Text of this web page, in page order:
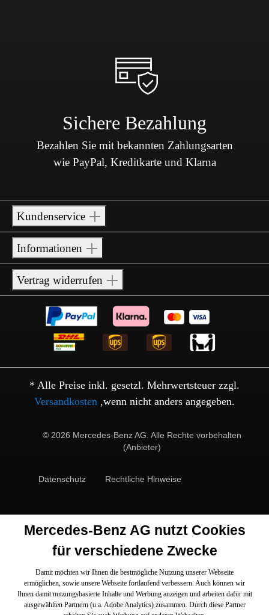
Sichere Bezahlung
Bezahlen Sie mit bekannten Zahlungsarten
wie PayPal, Kreditkarte und Klarna
Kundenservice
Informationen
Vertrag widerrufen
* Alle Preise inkl. gesetzl. Mehrwertsteuer zzgl.
Versandkosten ,wenn nicht anders angegeben.
© 2026 Mercedes-Benz AG. Alle Rechte vorbehalten
(Anbieter)
Datenschutz Rechtliche Hinweise
Mercedes-Benz AG nutzt Cookies
für verschiedene Zwecke
Damit möchten wir Ihnen die bestmögliche Nutzung unserer Webseite
ermöglichen, sowie unsere Webseite fortlaufend verbessern. Auch können wir
Ihnen damit nutzungsbasierte Inhalte und Werbung anzeigen und arbeiten dafür mit
ausgewählten Partnern (u.a. Adobe Analytics) zusammen. Durch diese Partner